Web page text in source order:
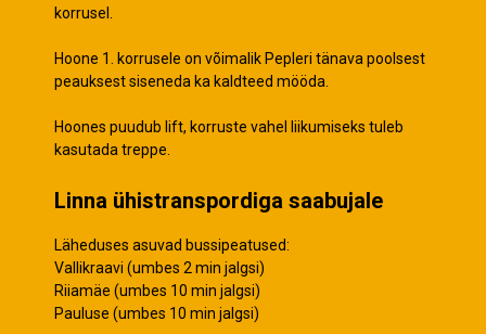
korrusel.
Hoone 1. korrusele on võimalik Pepleri tänava poolsest
peauksest siseneda ka kaldteed mööda.
Hoones puudub lift, korruste vahel liikumiseks tuleb
kasutada treppe.
Linna ühistranspordiga saabujale
Läheduses asuvad bussipeatused:
Vallikraavi (umbes 2 min jalgsi)
Riiamäe (umbes 10 min jalgsi)
Pauluse (umbes 10 min jalgsi)